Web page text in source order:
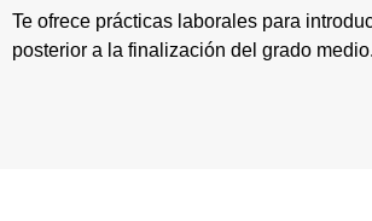
Te ofrece prácticas laborales para
posterior a la finalización del grado medio.